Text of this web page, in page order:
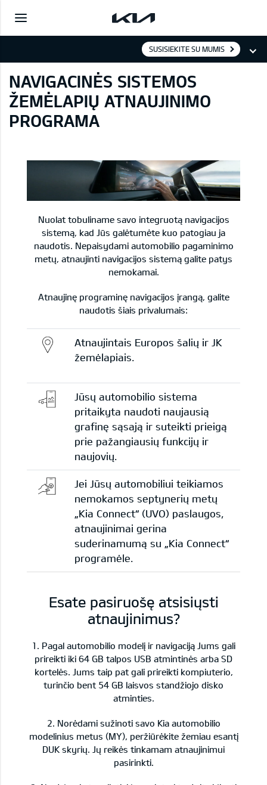
SUSISIEKITE SU MUMIS
NAVIGACINĖS SISTEMOS
ŽEMĖLAPIŲ ATNAUJINIMO
PROGRAMA
Nuolat tobuliname savo integruotą navigacijos
sistemą, kad Jūs galėtumėte kuo patogiau ja
naudotis. Nepaisydami automobilio pagaminimo
metų, atnaujinti navigacijos sistemą galite patys
nemokamai.
Atnaujinę programinę navigacijos įrangą, galite
naudotis šiais privalumais:
Atnaujintais Europos šalių ir JK
žemėlapiais.
Jūsų automobilio sistema
pritaikyta naudoti naujausią
grafinę sąsają ir suteikti prieigą
prie pažangiausių funkcijų ir
naujovių.
Jei Jūsų automobiliui teikiamos
nemokamos septynerių metų
„Kia Connect“ (UVO) paslaugos,
atnaujinimai gerina
suderinamumą su „Kia Connect“
programėle.
Esate pasiruošę atsisiųsti
atnaujinimus?
1. Pagal automobilio modelį ir navigaciją Jums gali
prireikti iki 64 GB talpos USB atmintinės arba SD
kortelės. Jums taip pat gali prireikti kompiuterio,
turinčio bent 54 GB laisvos standžiojo disko
atminties.
2. Norėdami sužinoti savo Kia automobilio
modelinius metus (MY), peržiūrėkite žemiau esantį
DUK skyrių. Jų reikės tinkamam atnaujinimui
pasirinkti.